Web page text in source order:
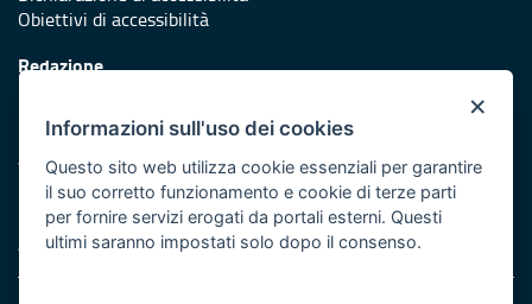
Obiettivi di accessibilità
Redazione
Protezione civile
Vai al sito di Protezione Civile Puglia
Iniziativa finanziata con risorse del POR Puglia 2014/2020 -
Asse XI
×
Informazioni sull'uso dei cookies
Questo sito web utilizza cookie essenziali per garantire
il suo corretto funzionamento e cookie di terze parti
per fornire servizi erogati da portali esterni. Questi
ultimi saranno impostati solo dopo il consenso.